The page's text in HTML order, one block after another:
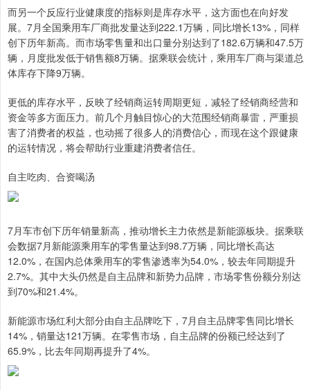
而另一个反应行业健康度的指标则是库存水平，这方面也在向好发
展。7月全国乘用车厂商批发量达到222.1万辆，同比增长13%，同样
创下历年新高。而市场零售量和出口量分别达到了182.6万辆和47.5万
辆，月度批发低于销售额8万辆。据乘联会统计，乘用车厂商与渠道总
体库存下降9万辆。
更低的库存水平，反映了经销商运转周期更短，减轻了经销商经营和
资金等多方面压力。前几个月触目惊心的大范围经销商暴雷，严重损
害了消费者的权益，也动摇了很多人的消费信心，而现在这个跟健康
的运转情况，将会帮助行业重建消费者信任。
自主吃肉、合资喝汤
7月车市创下历年销量新高，推动增长主力依然是新能源板块。据乘联
会数据7月新能源乘用车的零售量达到98.7万辆，同比增长高达
12.0%，在国内总体乘用车的零售渗透率为54.0%，较去年同期提升
2.7%。其中大头仍然是自主品牌和新势力品牌，市场零售份额分别达
到70%和21.4%。
新能源市场红利大部分由自主品牌吃下，7月自主品牌零售同比增长
14%，销量达121万辆。在零售市场，自主品牌的份额已经达到了
65.9%，比去年同期再提升了4%。